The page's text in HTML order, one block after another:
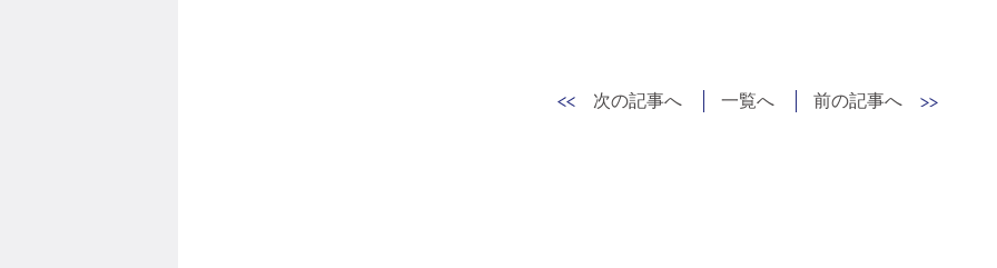
次の記事へ 一覧へ 前の記事へ